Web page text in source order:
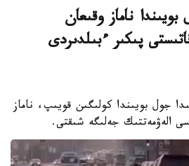
بويىندا ناماز وقىعان
پىكىر ءبىلدىردى
جول بويىندا كولىگىن قويىپ، ناماز
الەۋمەتتىك جەلىگە شىقتى.